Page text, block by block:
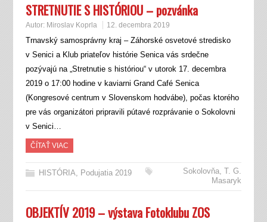
STRETNUTIE S HISTÓRIOU – pozvánka
Autor: Miroslav Koprla 12. decembra 2019
Trnavský samosprávny kraj – Záhorské osvetové stredisko
v Senici a Klub priateľov histórie Senica vás srdečne
pozývajú na „Stretnutie s históriou“ v utorok 17. decembra
2019 o 17:00 hodine v kaviarni Grand Café Senica
(Kongresové centrum v Slovenskom hodvábe), počas ktorého
pre vás organizátori pripravili pútavé rozprávanie o Sokolovni
v Senici…
ČÍTAŤ VIAC
HISTÓRIA, Podujatia 2019 Sokolovňa,T. G.
Masaryk
OBJEKTÍV 2019 – výstava Fotoklubu ZOS